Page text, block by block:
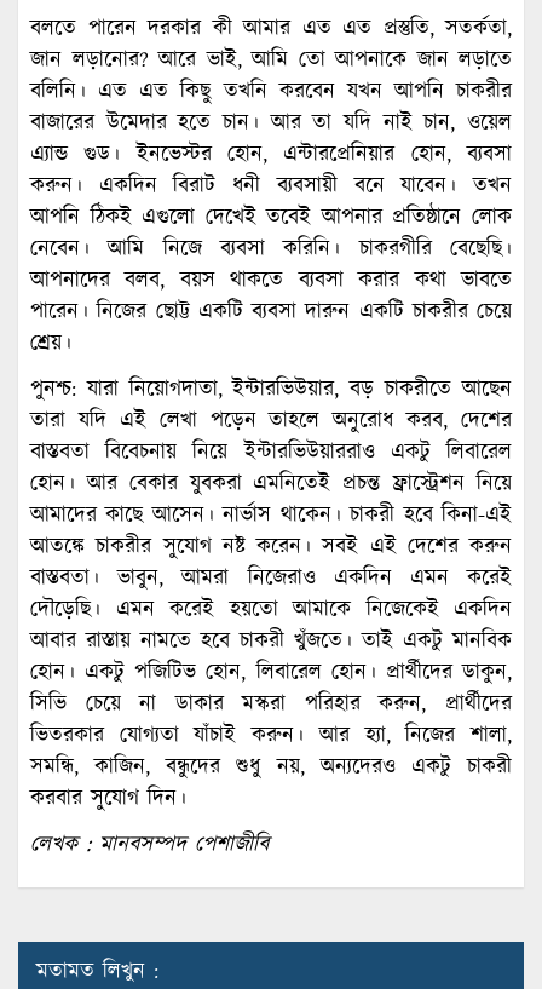
বলতে পারেন দরকার কী আমার এত এত প্রস্তুতি, সতর্কতা,
জান লড়ানোর? আরে ভাই, আমি তো আপনাকে জান লড়াতে
বলিনি। এত এত কিছু তখনি করবেন যখন আপনি চাকরীর
বাজারের উমেদার হতে চান। আর তা যদি নাই চান, ওয়েল
এ্যান্ড গুড। ইনভেস্টর হোন, এন্টারপ্রেনিয়ার হোন, ব্যবসা
করুন। একদিন বিরাট ধনী ব্যবসায়ী বনে যাবেন। তখন
আপনি ঠিকই এগুলো দেখেই তবেই আপনার প্রতিষ্ঠানে লোক
নেবেন। আমি নিজে ব্যবসা করিনি। চাকরগীরি বেছেছি।
আপনাদের বলব, বয়স থাকতে ব্যবসা করার কথা ভাবতে
পারেন। নিজের ছোট্ট একটি ব্যবসা দারুন একটি চাকরীর চেয়ে
শ্রেয়।
পুনশ্চ: যারা নিয়োগদাতা, ইন্টারভিউয়ার, বড় চাকরীতে আছেন
তারা যদি এই লেখা পড়েন তাহলে অনুরোধ করব, দেশের
বাস্তবতা বিবেচনায় নিয়ে ইন্টারভিউয়াররাও একটু লিবারেল
হোন। আর বেকার যুবকরা এমনিতেই প্রচন্ত ফ্রাস্ট্রেশন নিয়ে
আমাদের কাছে আসেন। নার্ভাস থাকেন। চাকরী হবে কিনা-এই
আতঙ্কে চাকরীর সুযোগ নষ্ট করেন। সবই এই দেশের করুন
বাস্তবতা। ভাবুন, আমরা নিজেরাও একদিন এমন করেই
দৌড়েছি। এমন করেই হয়তো আমাকে নিজেকেই একদিন
আবার রাস্তায় নামতে হবে চাকরী খুঁজতে। তাই একটু মানবিক
হোন। একটু পজিটিভ হোন, লিবারেল হোন। প্রার্থীদের ডাকুন,
সিভি চেয়ে না ডাকার মস্করা পরিহার করুন, প্রার্থীদের
ভিতরকার যোগ্যতা যাঁচাই করুন। আর হ্যা, নিজের শালা,
সমন্ধি, কাজিন, বন্ধুদের শুধু নয়, অন্যদেরও একটু চাকরী
করবার সুযোগ দিন।
লেখক : মানবসম্পদ পেশাজীবি
মতামত লিখুন :